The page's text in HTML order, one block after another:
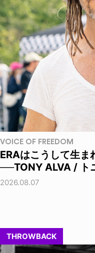
VOICE OF FREEDOM
ERAはこうして生ま
──TONY ALVA / ト
2026.08.07
THROWBACK